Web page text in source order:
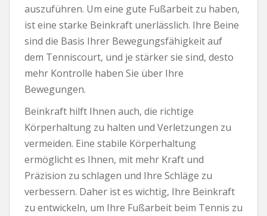
auszuführen. Um eine gute Fußarbeit zu haben,
ist eine starke Beinkraft unerlässlich. Ihre Beine
sind die Basis Ihrer Bewegungsfähigkeit auf
dem Tenniscourt, und je stärker sie sind, desto
mehr Kontrolle haben Sie über Ihre
Bewegungen.
Beinkraft hilft Ihnen auch, die richtige
Körperhaltung zu halten und Verletzungen zu
vermeiden. Eine stabile Körperhaltung
ermöglicht es Ihnen, mit mehr Kraft und
Präzision zu schlagen und Ihre Schläge zu
verbessern. Daher ist es wichtig, Ihre Beinkraft
zu entwickeln, um Ihre Fußarbeit beim Tennis zu